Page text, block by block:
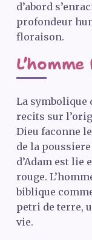
d’abord
profondeur
floraison.
La symbolique
recits sur
Dieu faconne
de la
d’Adam est lie
rouge.
biblique
petri de terre,
vie.